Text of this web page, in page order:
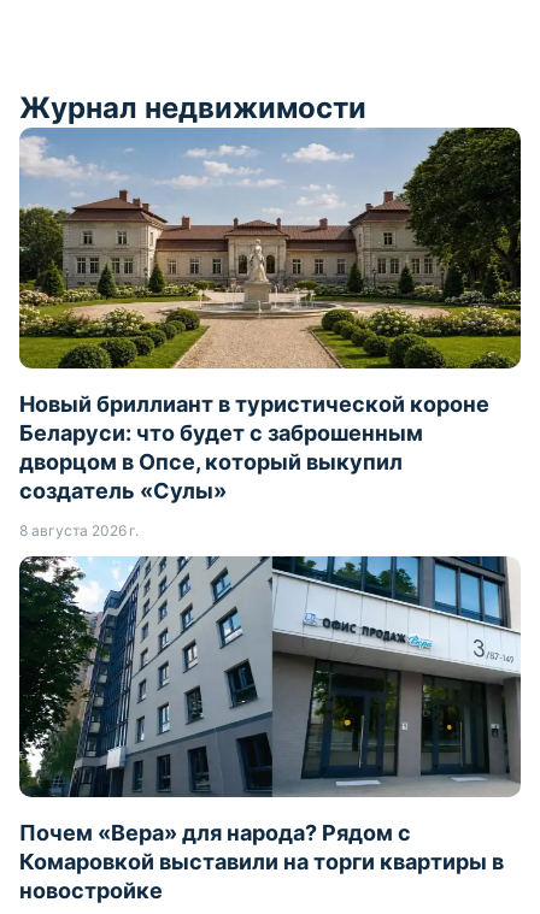
Журнал недвижимости
Новый бриллиант в туристической короне
Беларуси: что будет с заброшенным
дворцом в Опсе, который выкупил
создатель «Сулы»
8 августа 2026 г.
Почем «Вера» для народа? Рядом с
Комаровкой выставили на торги квартиры в
новостройке